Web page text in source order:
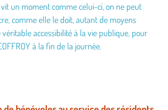
un moment comme celui-ci, on ne peut
comme elle le doit, autant de moyens
accessibilité à la vie publique, pour
à la fin de la journée.